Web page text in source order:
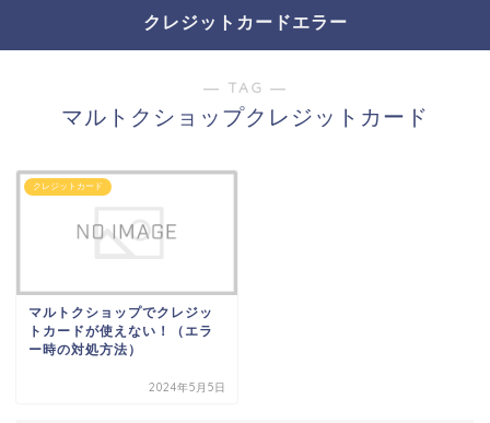
クレジットカードエラー
― TAG ―
マルトクショップクレジットカード
クレジットカード
マルトクショップでクレジッ
トカードが使えない！（エラ
ー時の対処方法）
2024年5月5日